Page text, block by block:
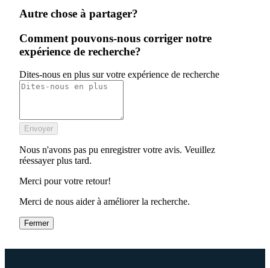
Autre chose à partager?
Comment pouvons-nous corriger notre
expérience de recherche?
Dites-nous en plus sur votre expérience de recherche
Envoyer
Nous n'avons pas pu enregistrer votre avis. Veuillez
réessayer plus tard.
Merci pour votre retour!
Merci de nous aider à améliorer la recherche.
Fermer